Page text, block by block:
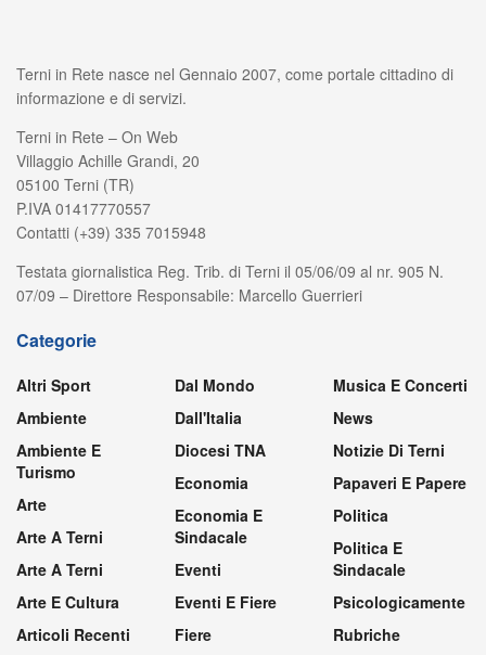
Terni in Rete nasce nel Gennaio 2007, come portale cittadino di
informazione e di servizi.
Terni in Rete – On Web
Villaggio Achille Grandi, 20
05100 Terni (TR)
P.IVA 01417770557
Contatti (+39) 335 7015948
Testata giornalistica Reg. Trib. di Terni il 05/06/09 al nr. 905 N.
07/09 – Direttore Responsabile: Marcello Guerrieri
Categorie
Altri Sport
Ambiente
Ambiente E
Turismo
Arte
Arte A Terni
Arte A Terni
Arte E Cultura
Articoli Recenti
Dal Mondo
Dall'Italia
Diocesi TNA
Economia
Economia E
Sindacale
Eventi
Eventi E Fiere
Fiere
Musica E Concerti
News
Notizie Di Terni
Papaveri E Papere
Politica
Politica E
Sindacale
Psicologicamente
Rubriche